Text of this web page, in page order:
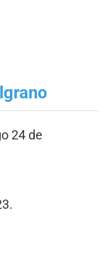
24 de